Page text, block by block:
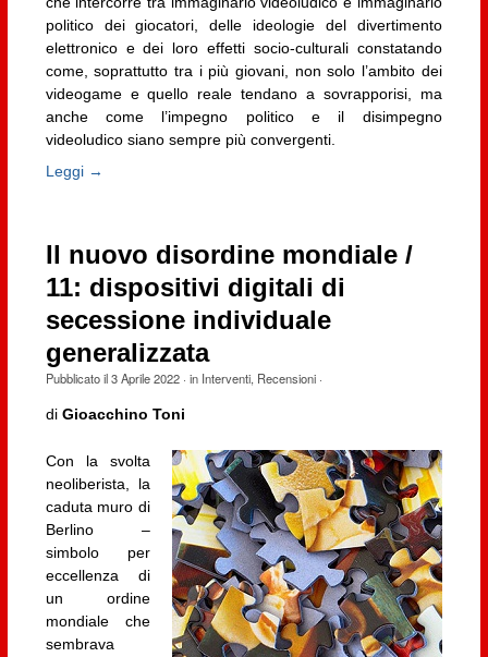
politico dei giocatori, delle ideologie del divertimento
elettronico e dei loro effetti socio-culturali constatando
come, soprattutto tra i più giovani, non solo l’ambito dei
videogame e quello reale tendano a sovrapporisi, ma
anche come l’impegno politico e il disimpegno
videoludico siano sempre più convergenti.
Leggi →
Il nuovo disordine mondiale /
11: dispositivi digitali di
secessione individuale
generalizzata
Pubblicato il3 Aprile 2022· in Interventi, Recensioni·
di Gioacchino Toni
Con la svolta
neoliberista, la
caduta muro di
Berlino –
simbolo per
eccellenza di
un ordine
mondiale che
sembrava